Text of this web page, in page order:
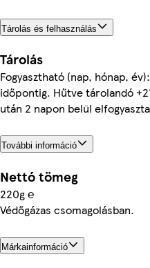
Tárolás és felhasználás
Tárolás
Fogyasztható (nap, hónap,
időpontig. Hűtve tárolandó
után 2 napon belül
További információ
Nettó tömeg
220g ℮
Védőgázas csomagolásban.
Márkainformáció